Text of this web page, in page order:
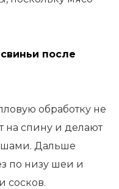
после
обработку не
на спину и делают
Дальше
по низу шеи и
сосков.